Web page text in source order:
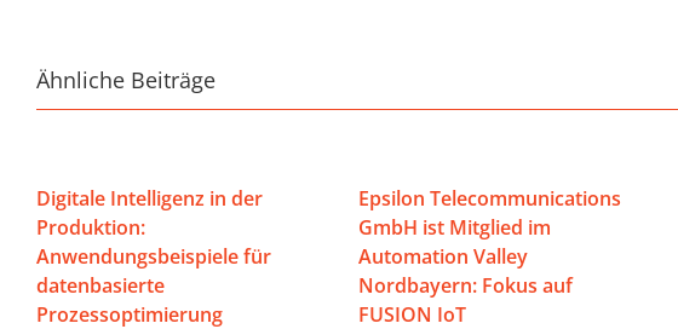
Ähnliche Beiträge
Digitale Intelligenz in der
Produktion:
Anwendungsbeispiele für
datenbasierte
Prozessoptimierung
Epsilon Telecommunications
GmbH ist Mitglied im
Automation Valley
Nordbayern: Fokus auf
FUSION IoT